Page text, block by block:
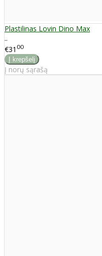
Plastilinas Lovin Dino Max
..
€31 00
Į norų sąrašą